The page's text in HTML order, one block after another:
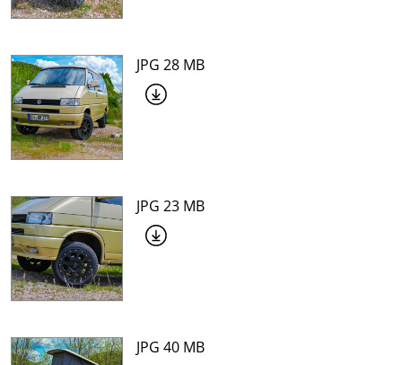
JPG 28 MB
JPG 23 MB
JPG 40 MB